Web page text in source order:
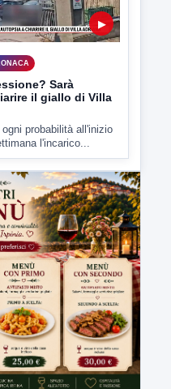
▶
Sarà
il giallo di Villa
probabilità all'inizio
l'incarico...